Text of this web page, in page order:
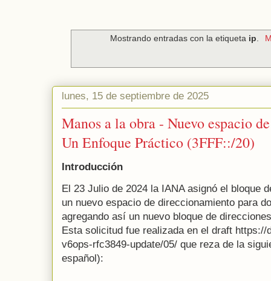
Mostrando entradas con la etiqueta ip.
lunes, 15 de septiembre de 2025
Manos a la obra - Nuevo espacio
Un Enfoque Práctico (3FFF::/20)
Introducción
El 23 Julio de 2024 la IANA asignó el bloque
un nuevo espacio de direccionamiento para
agregando así un nuevo bloque de
Esta solicitud fue realizada en el draft
v6ops-rfc3849-update/05/ que reza de la
español):